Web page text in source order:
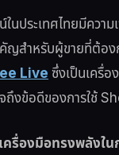
ในประเทศไทยมีคว
ญสำหรับผู้ขายที่ต้อง
Liveซึ่งเป็นเครื่
จถึงข้อดีของการใช้
รื่องมือทรงพลังใน